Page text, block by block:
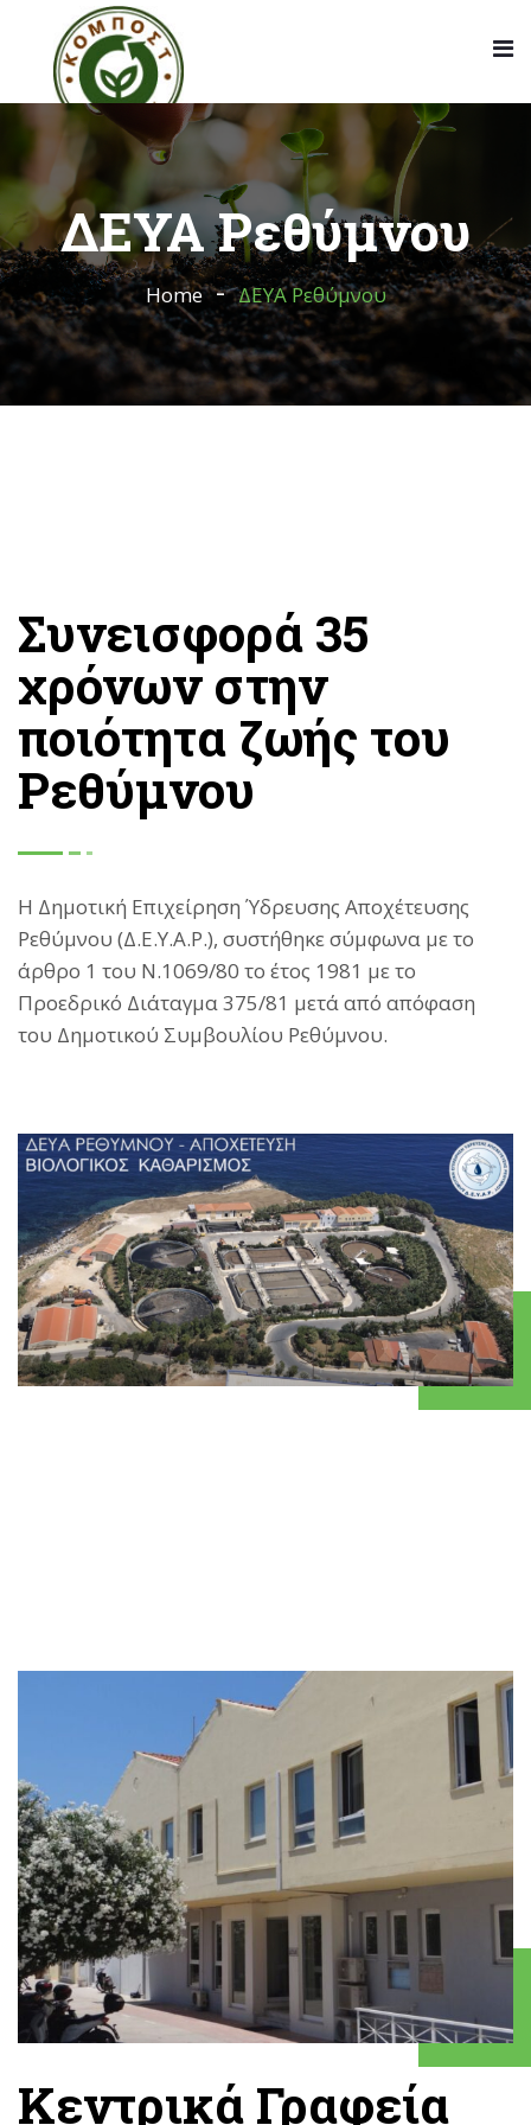
ΔΕΥΑ Ρεθύμνου
Home ΔΕΥΑ Ρεθύμνου
Συνεισφορά 35
χρόνων στην
ποιότητα ζωής του
Ρεθύμνου
Η Δημοτική Επιχείρηση Ύδρευσης Αποχέτευσης
Ρεθύμνου (Δ.Ε.Υ.Α.Ρ.), συστήθηκε σύμφωνα με το
άρθρο 1 του Ν.1069/80 το έτος 1981 με το
Προεδρικό Διάταγμα 375/81 μετά από απόφαση
του Δημοτικού Συμβουλίου Ρεθύμνου.
Κεντρικά Γραφεία